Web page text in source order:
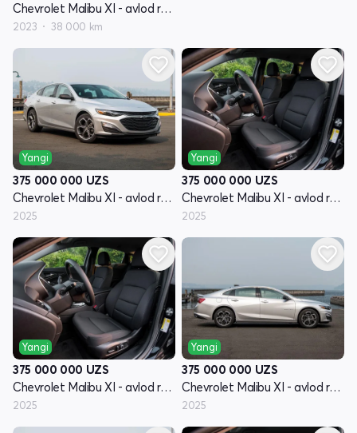
Chevrolet Malibu XI - avlod restyling
2023 38 000 km
Yangi
375 000 000 UZS
Chevrolet Malibu XI - avlod restyling
2025
Yangi
375 000 000 UZS
Chevrolet Malibu XI - avlod restyling
2025
Yangi
375 000 000 UZS
Chevrolet Malibu XI - avlod restyling
2025
Yangi
375 000 000 UZS
Chevrolet Malibu XI - avlod restyling
2025